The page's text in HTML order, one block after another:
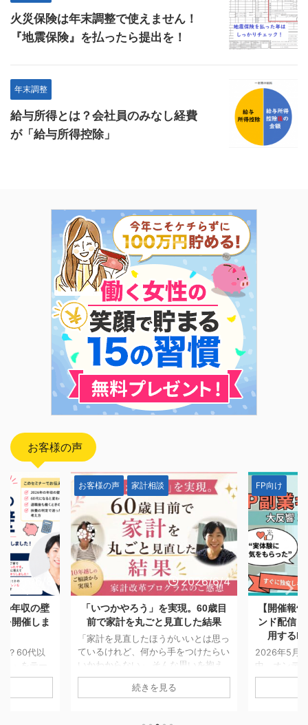
火災保険は年末調整で使えません！
『地震保険』を払ったら提出を！
年末調整
給与所得とは？会社員のみなし経費
が「給与所得控除」
お客様の声
2026/6/4
。60歳目
した結果
つけたらい
いを抱え
せない方は
FP向け
2026/5/28
【開催報告】日本FP協会オンデマ
ンド配信「副業としてFP資格を活
用するFPキャリアセミナー」
2026年5月7日〜5月25日までの期間
中、オンデマンド配信にてお届けして
おりました「副業としてFP資格を活
用するFPキャリアセミナー」の配信
続きを見る
お客様の声
「一生モ
つける。
も消えな
「将来のお
AIでの試算